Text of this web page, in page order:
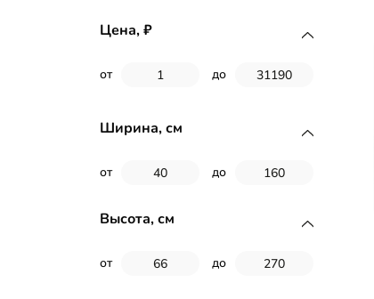
Цена,
от до
Ширина, см
от до
Высота, см
от до